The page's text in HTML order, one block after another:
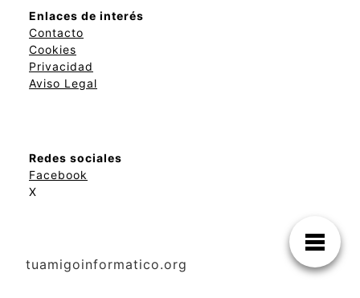
Enlaces de interés
Contacto
Cookies
Privacidad
Aviso Legal
Redes sociales
Facebook
X
tuamigoinformatico.org